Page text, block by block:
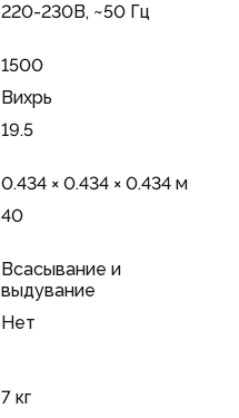
220-230В, ~50 Гц
1500
Вихрь
19.5
0.434 × 0.434 × 0.434 м
40
Всасывание и
выдувание
Нет
7 кг